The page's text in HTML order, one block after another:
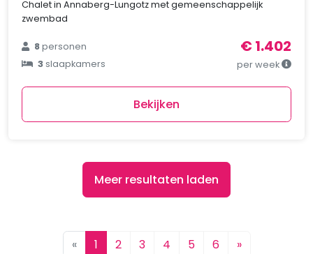
Chalet in Annaberg-Lungotz met gemeenschappelijk
zwembad
8personen
3slaapkamers
€ 1.402
per week
Bekijken
Meer resultaten laden
« 1 2 3 4 5 6 »